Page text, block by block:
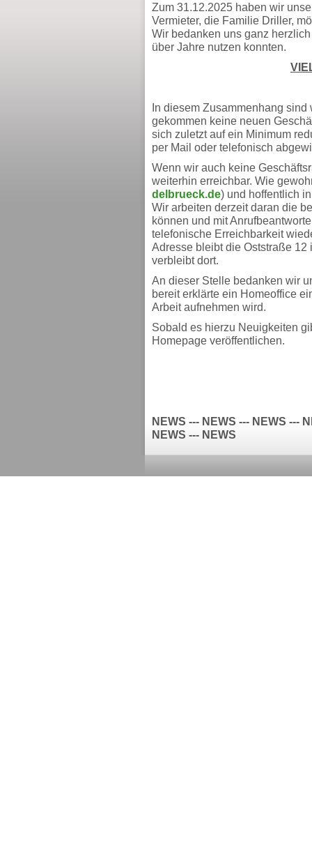
Zum 31.12.2025 haben wir
Vermieter, die Familie Driller,
Wir bedanken uns ganz
über Jahre nutzen konnten.
In diesem Zusammenhang
gekommen keine neuen
sich zuletzt auf ein Minimum
per Mail oder telefonisch
Wenn wir auch keine
weiterhin erreichbar. Wie
delbrueck.de) und hoffentlich
Wir arbeiten derzeit daran die
können und mit
telefonische Erreichbarkeit
Adresse bleibt die Oststraße
verbleibt dort.
An dieser Stelle bedanken wir
bereit erklärte ein Homeoffice
Arbeit aufnehmen wird.
Sobald es hierzu Neuigkeiten
Homepage veröffentlichen.
NEWS --- NEWS --- NEWS ---
NEWS --- NEWS